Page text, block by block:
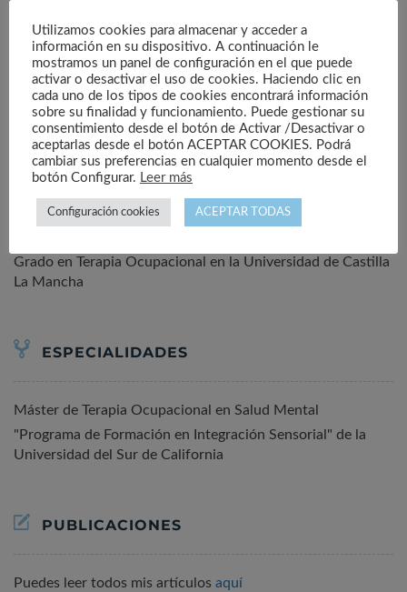
de intervención integra diversos conceptos y nos invita a
entender que lo que hacemos en nuestro día a día tiene
gran valor.
El manejo del tiempo, las actividades significativas, los
hábitos y rutinas saludables adaptados hacia los objetivos
personales son grandes promotores de cambio y bienestar.
FORMACIÓN ACADÉMICA
Grado en Terapia Ocupacional en la Universidad de Castilla
La Mancha
ESPECIALIDADES
Máster de Terapia Ocupacional en Salud Mental
"Programa de Formación en Integración Sensorial" de la
Universidad del Sur de California
PUBLICACIONES
Puedes leer todos mis artículos aquí
Utilizamos cookies para almacenar y acceder a
información en su dispositivo. A continuación le
mostramos un panel de configuración en el que puede
activar o desactivar el uso de cookies. Haciendo clic en
cada uno de los tipos de cookies encontrará información
sobre su finalidad y funcionamiento. Puede gestionar su
consentimiento desde el botón de Activar /Desactivar o
aceptarlas desde el botón ACEPTAR COOKIES. Podrá
cambiar sus preferencias en cualquier momento desde el
botón Configurar. Leer más
Configuración cookies ACEPTAR TODAS